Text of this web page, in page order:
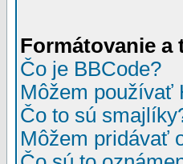
Formátovanie a
Čo je BBCode?
Môžem používať
Čo to sú
Môžem pridávať